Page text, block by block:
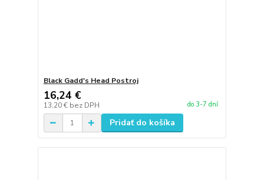
Black Gadd's Head Postroj
16,24 €
13,20 € bez DPH do 3-7 dní
Pridať do košíka